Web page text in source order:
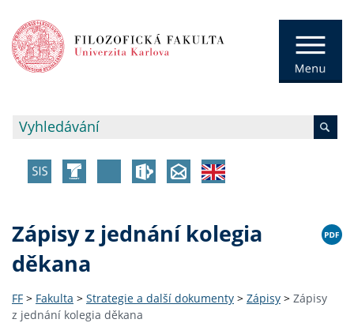
Zápisy z jednání kolegia
děkana
FF > Fakulta > Strategie a další dokumenty > Zápisy > Zápisy
z jednání kolegia děkana